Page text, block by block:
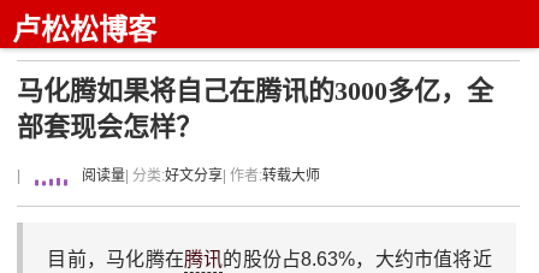
卢松松博客
马化腾如果将自己在腾讯的3000多亿，全
部套现会怎样？
阅读量 | 分类:好文分享 | 作者:转载大师
目前，马化腾在腾讯的股份占8.63%，大约市值将近